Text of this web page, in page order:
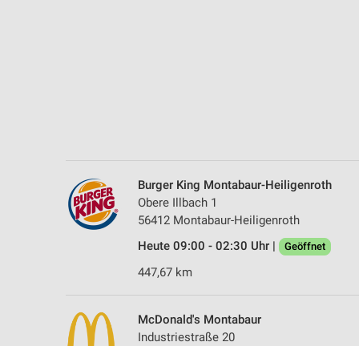
Burger King Montabaur-Heiligenroth
Obere Illbach 1
56412 Montabaur-Heiligenroth
Heute 09:00 - 02:30 Uhr |
Geöffnet
447,67 km
McDonald's Montabaur
Industriestraße 20
Geräte anhand von aktiv angeforderten Informationen
Nicht-IAB-Verarbeitungszwecke:
Funktional